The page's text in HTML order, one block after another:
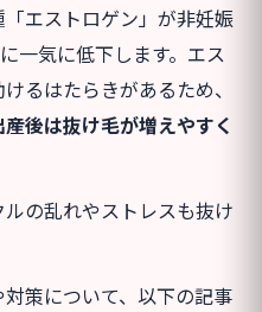
エストロゲン」が非妊娠
一気に低下します。エス
るはたらきがあるため、
産後は抜け毛が増えやすく
の乱れやストレスも抜け
策について、以下の記事